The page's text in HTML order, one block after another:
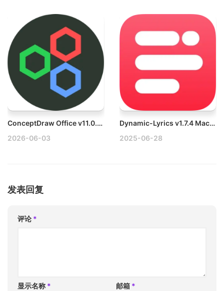
ConceptDraw Office v11.0.0 Mac综合性图形和图表软件套装
2026-06-03
Dynamic-Lyrics v1.7.4 Mac锁屏灵动岛歌词、歌词翻译
2025-06-28
发表回复
评论 *
显示名称 * 邮箱 *